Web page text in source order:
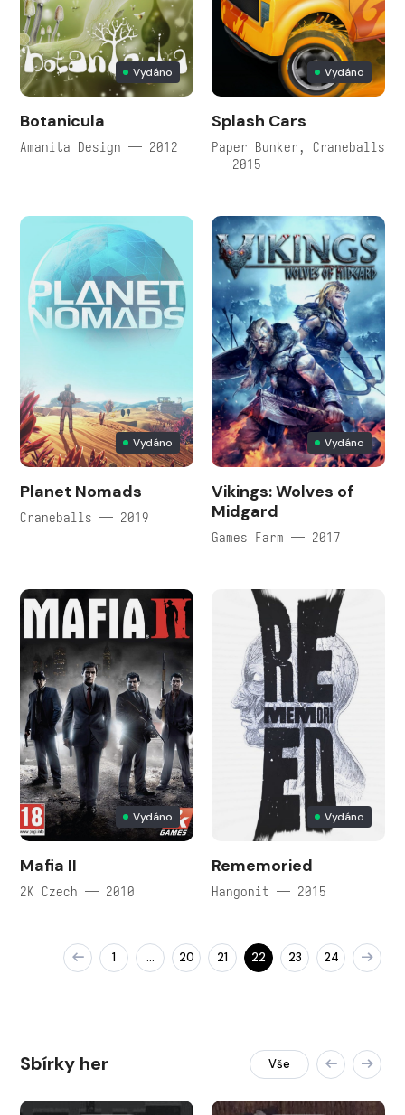
Vydáno
Botanicula
Amanita Design — 2012
Vydáno
Splash Cars
Paper Bunker, Craneballs
— 2015
Vydáno
Planet Nomads
Craneballs — 2019
Vydáno
Vikings: Wolves of
Midgard
Games Farm — 2017
Vydáno
Mafia II
2K Czech — 2010
Vydáno
Rememoried
Hangonit — 2015
1 … 20 21 22 23 24
Sbírky her Vše